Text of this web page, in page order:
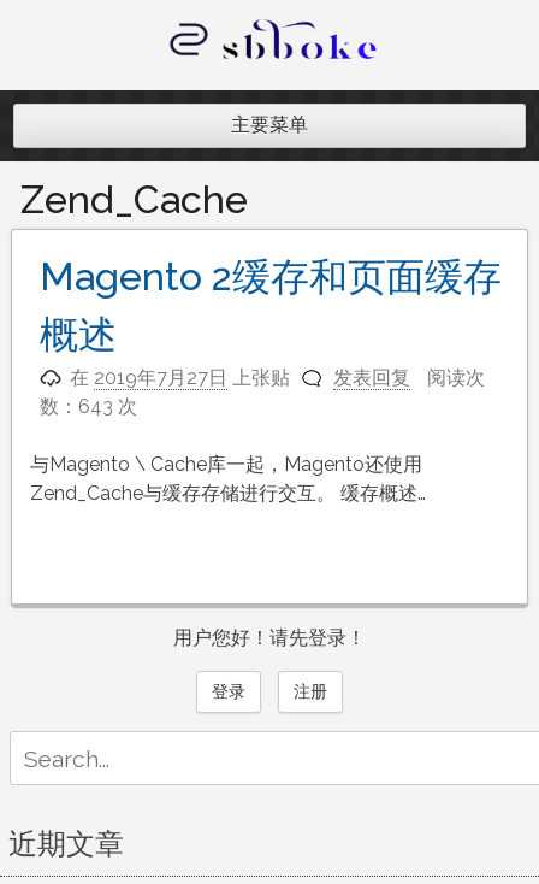
内
记录跨境电商独立站开发遇到的点点
主要菜单
Zend_Cache
Magento 2缓存和页面缓存
概述
在 2019年7月27日 上张贴 发表回复
阅读次
数：643 次
与Magento \ Cache库一起，Magento还使用
Zend_Cache与缓存存储进行交互。 缓存概述…
用户您好！请先登录！
登录 注册
for:
近期文章